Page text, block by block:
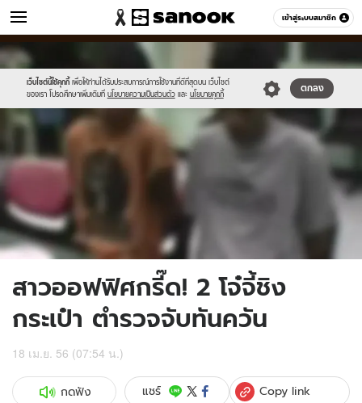
เข้าสู่ระบบสมาชิก
ข่าว หมวดอื่นๆ
เว็บไซต์นี้ใช้คุกกี้ เพื่อให้ท่านได้รับประสบการณ์การใช้งานที่ดีที่สุดบน เว็บไซต์
ของเรา โปรดศึกษาเพิ่มเติมที่ นโยบายความเป็นส่วนตัว และ นโยบายคุกกี้
ตกลง
Sanook
//s.isanook.com/sr/0/images/logo-
new-
sanook.png
600
60
//s.isanook.com/ns/0/ud/236/1181022/news04-
1.jpg
สาวออฟฟิศกรี๊ด! 2 โจ๋จี้ชิง
กระเป๋า ตำรวจจับทันควัน
18 เม.ย. 56 (07:54 น.)
กดฟัง แชร์ Copy link